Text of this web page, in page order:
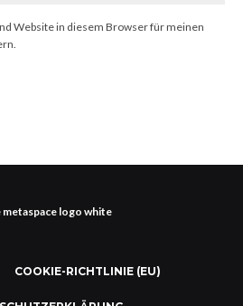
Website in diesem Browser für meinen
COOKIE-RICHTLINIE (EU)